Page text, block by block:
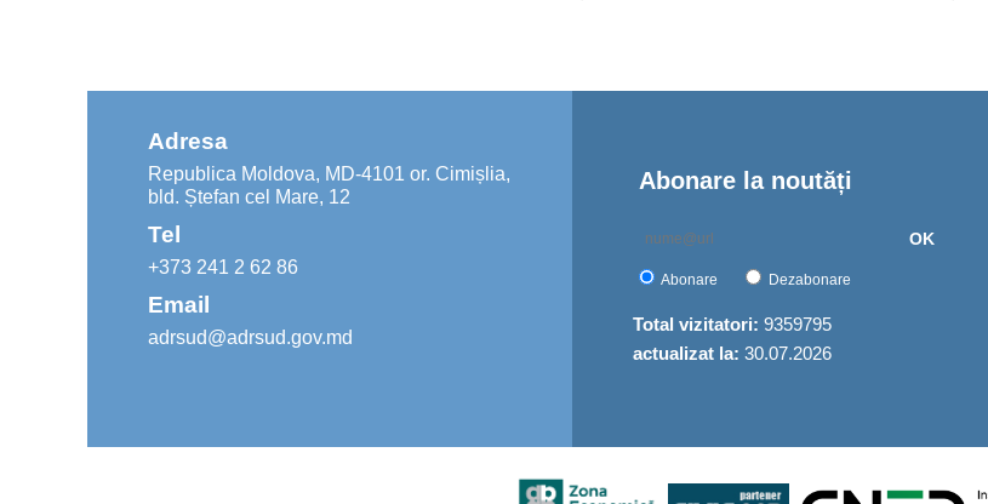
Adresa
Republica Moldova, MD-4101 or. Cimișlia,
bld. Ștefan cel Mare, 12
Tel
+373 241 2 62 86
Email
adrsud@adrsud.gov.md
Abonare la noutăți
OK
Abonare Dezabonare
Total vizitatori: 9359795
actualizat la: 30.07.2026